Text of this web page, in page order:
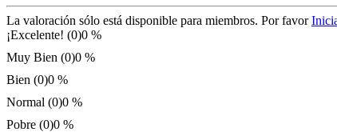
La valoración sólo está disponible para miembros. Por favor
¡Excelente! (0)0 %
Muy Bien (0)0 %
Bien (0)0 %
Normal (0)0 %
Pobre (0)0 %